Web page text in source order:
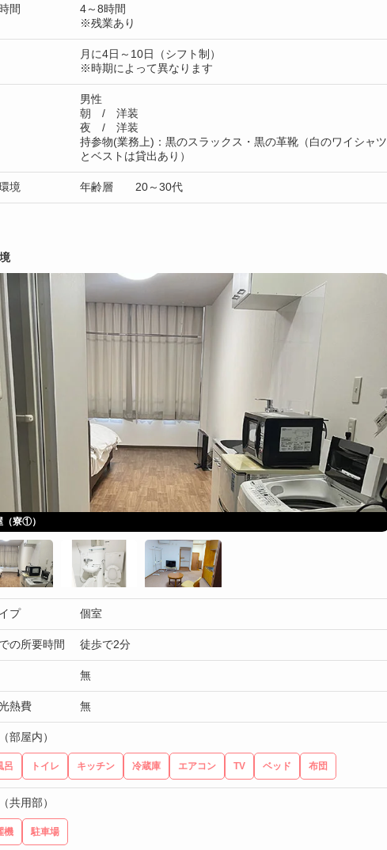
間
4～8時間
※残業あり
月に4日～10日（シフト制）
※時期によって異なります
男性
朝 / 洋装
夜 / 洋装
持参物(業務上)：黒のスラックス・黒の革靴（白のワイシャツ
とベストは貸出あり）
境 年齢層 20～30代
（寮①）
プ 個室
の所要時間 徒歩で2分
無
熱費 無
部屋内）
呂 トイレ キッチン 冷蔵庫 エアコン TV ベッド 布団
共用部）
機 駐車場